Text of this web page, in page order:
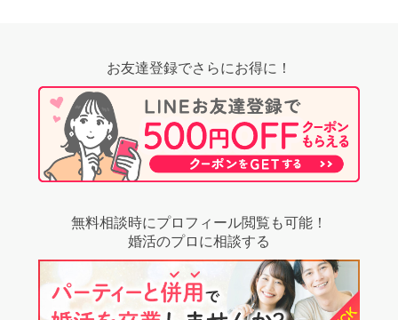
お友達登録でさらにお得に！
無料相談時にプロフィール閲覧も可能！
婚活のプロに相談する